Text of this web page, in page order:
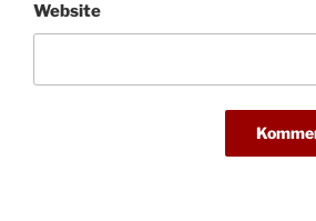
Website